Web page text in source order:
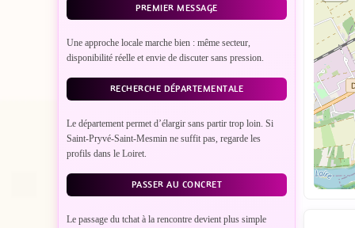
PREMIER MESSAGE
Une approche locale marche bien : même secteur,
disponibilité réelle et envie de discuter sans pression.
RECHERCHE DÉPARTEMENTALE
Le département permet d’élargir sans partir trop loin. Si
Saint-Pryvé-Saint-Mesmin ne suffit pas, regarde les
profils dans le Loiret.
PASSER AU CONCRET
Le passage du tchat à la rencontre devient plus simple